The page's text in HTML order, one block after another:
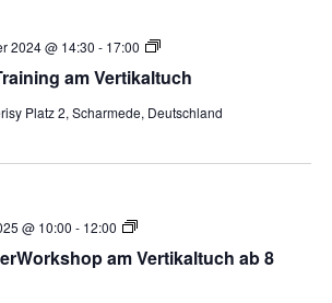
am Vertikaltuch
2024 @ 14:30 - 17:00
Vertikaltuch
–
8-
Platz 2, Scharmede, Deutschland
am Vertikaltuch ab 8
@ 10:00 - 12:00
Vertikaltuch
–